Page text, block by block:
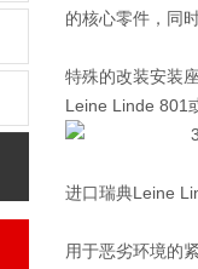
的核心零件，同
特殊的改装安装
Leine Linde 801
进口瑞典Leine
用于恶劣环境的